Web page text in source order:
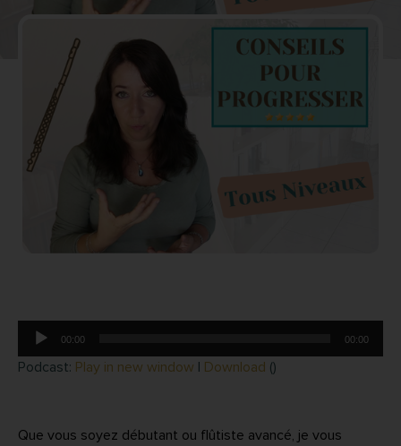
Lecteur
audio
00:00 00:00
Podcast: Play in new window | Download ()
Que vous soyez débutant ou flûtiste avancé, je vous